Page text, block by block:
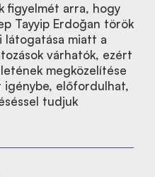
figyelmét arra, hogy
Tayyip Erdoğan török
látogatása miatt a
várhatók, ezért
megközelítése
igénybe, előfordulhat,
tudjuk